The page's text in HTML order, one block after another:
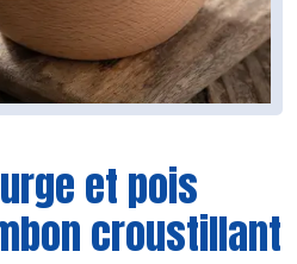
et pois
croustillant